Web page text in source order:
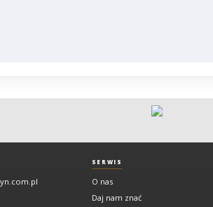
SERWIS
O nas
Daj nam znać